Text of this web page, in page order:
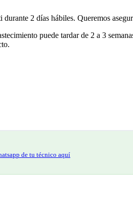
2 días hábiles. Queremos
puede tardar de 2 a 3
de tu técnico aquí